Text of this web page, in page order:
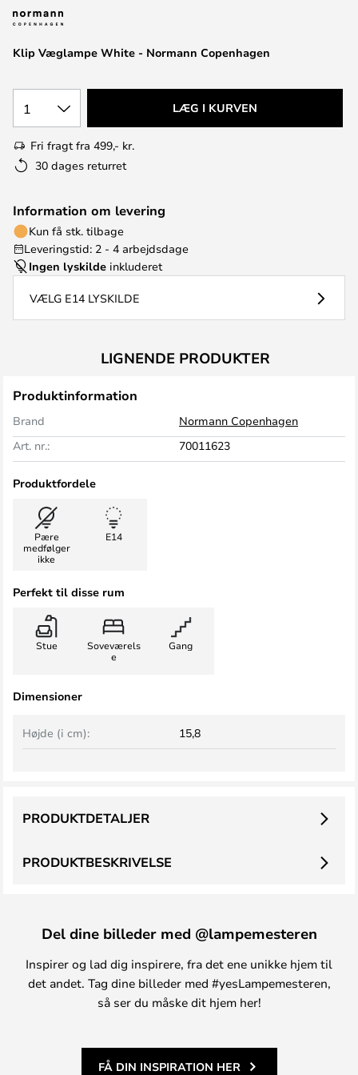
Klip Væglampe White - Normann Copenhagen
1 LÆG I KURVEN
Fri fragt fra 499,- kr.
30 dages returret
Information om levering
Kun få stk. tilbage
Leveringstid: 2 - 4 arbejdsdage
Ingen lyskilde inkluderet
VÆLG E14 LYSKILDE
LIGNENDE PRODUKTER
Produktinformation
Brand
Normann Copenhagen
Art. nr.:
70011623
Produktfordele
Pære
medfølger
ikke
E14
Perfekt til disse rum
Stue
Soveværels
e
Gang
Dimensioner
Højde (i cm): 15,8
PRODUKTBESKRIVELSE
PRODUKTDETALJER
Del dine billeder med @lampemesteren
Inspirer og lad dig inspirere, fra det ene unikke hjem til
det andet. Tag dine billeder med #yesLampemesteren,
så ser du måske dit hjem her!
FÅ DIN INSPIRATION HER